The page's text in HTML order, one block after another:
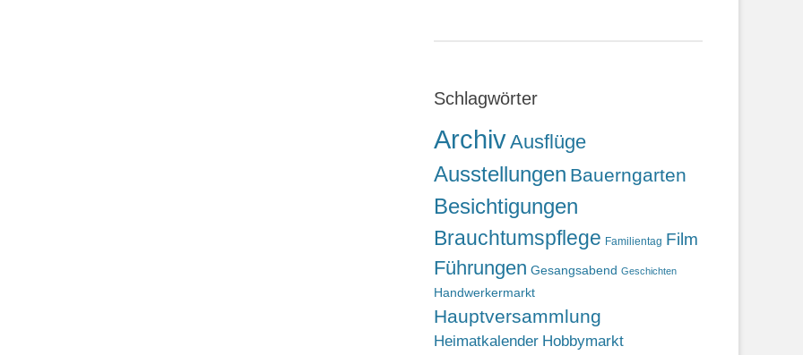
Schlagwörter
ArchivAusflüge
Ausstellungen Bauerngarten
Besichtigungen
Brauchtumspflege Familientag Film
Führungen Gesangsabend Geschichten
Handwerkermarkt
Hauptversammlung
Heimatkalender Hobbymarkt